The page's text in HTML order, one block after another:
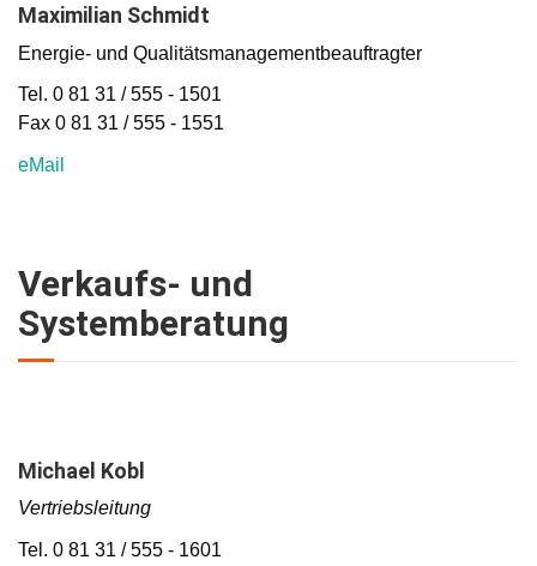
Maximilian Schmidt
Energie- und Qualitätsmanagementbeauftragter
Tel. 0 81 31 / 555 - 1501
Fax 0 81 31 / 555 - 1551
eMail
Verkaufs- und
Systemberatung
Michael Kobl
Vertriebsleitung
Tel. 0 81 31 / 555 - 1601